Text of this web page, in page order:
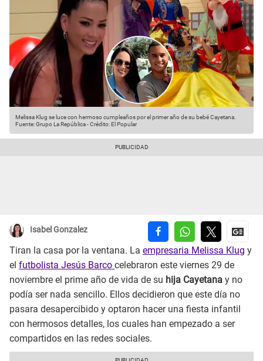
Melissa Klug se luce con hermoso cumpleaños por el primer año de su bebé Cayetana.
Fuente: Grupo La República-Crédito: El Popular
Isabel Gonzalez
Tiran la casa por la ventana. La empresaria Melissa Klug y
el futbolista Jesús Barco celebraron este viernes 29 de
noviembre el prime año de vida de su hija Cayetana y no
podía ser nada sencillo. Ellos decidieron que este día no
pasara desapercibido y optaron hacer una fiesta infantil
con hermosos detalles, los cuales han empezado a ser
compartidos en las redes sociales.